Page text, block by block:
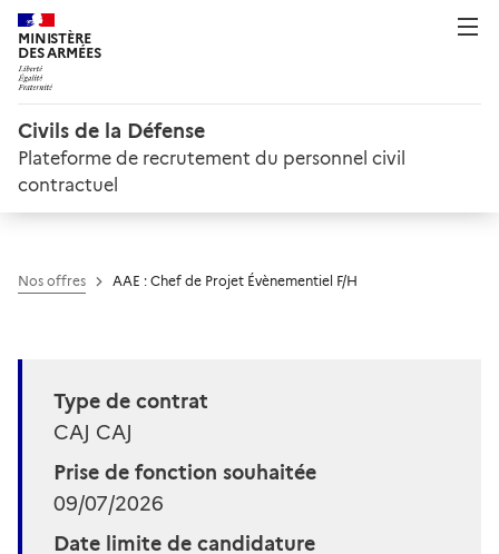
MINISTÈRE
DES ARMÉES
Civils de la Défense
Plateforme de recrutement du personnel civil
contractuel
Nos offres AAE : Chef de Projet Évènementiel F/H
Type de contrat
CAJ CAJ
Prise de fonction souhaitée
09/07/2026
Date limite de candidature